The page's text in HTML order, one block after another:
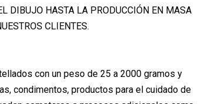
DIBUJO HASTA LA PRODUCCIÓN EN MASA
CLIENTES.
con un peso de 25 a 2000 gramos y
condimentos, productos para el cuidado de